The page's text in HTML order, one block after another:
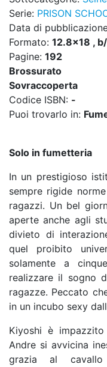
Serie: PRISON
Data di
Formato: 12.8x18 ,
Pagine: 192
Brossurato
Sovraccoperta
Codice ISBN: -
Puoi trovarlo in:
Solo in fumetteria
In un prestigioso
sempre rigide
ragazzi. Un bel
aperte anche agli
divieto di
quel proibito
solamente a
realizzare il sogno
ragazze. Peccato
in un incubo sexy
Kiyoshi è impazzito
Andre si avvicina
grazia al cavallo